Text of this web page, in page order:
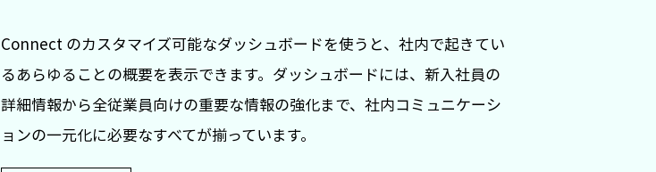
Connect のカスタマイズ可能なダッシュボードを使うと、社内で起きてい
るあらゆることの概要を表示できます。ダッシュボードには、新入社員の
詳細情報から全従業員向けの重要な情報の強化まで、社内コミュニケーシ
ョンの一元化に必要なすべてが揃っています。